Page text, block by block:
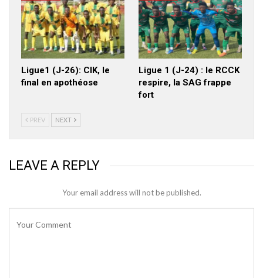
Ligue1 (J-26): CIK, le
final en apothéose
Ligue 1 (J-24) : le RCCK
respire, la SAG frappe
fort
PREV NEXT
LEAVE A REPLY
Your email address will not be published.